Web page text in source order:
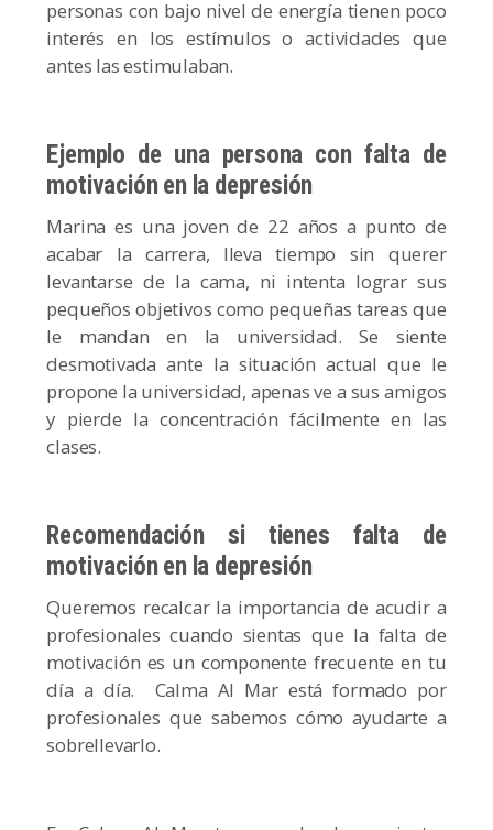
personas con bajo nivel de energía tienen poco
interés en los estímulos o actividades que
antes las estimulaban.
Ejemplo de una persona con falta de
motivación en la depresión
Marina es una joven de 22 años a punto de
acabar la carrera, lleva tiempo sin querer
levantarse de la cama, ni intenta lograr sus
pequeños objetivos como pequeñas tareas que
le mandan en la universidad. Se siente
desmotivada ante la situación actual que le
propone la universidad, apenas ve a sus amigos
y pierde la concentración fácilmente en las
clases.
Recomendación si tienes falta de
motivación en la depresión
Queremos recalcar la importancia de acudir a
profesionales cuando sientas que la falta de
motivación es un componente frecuente en tu
día a día. Calma Al Mar está formado por
profesionales que sabemos cómo ayudarte a
sobrellevarlo.